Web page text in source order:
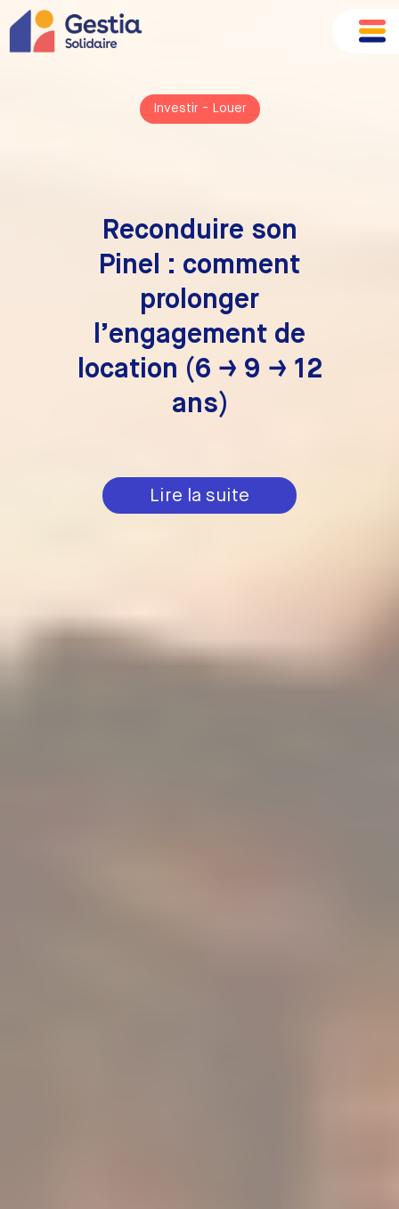
Investir - Louer
Reconduire son
Pinel : comment
prolonger
l’engagement de
location (6 → 9 → 12
ans)
Lire la suite